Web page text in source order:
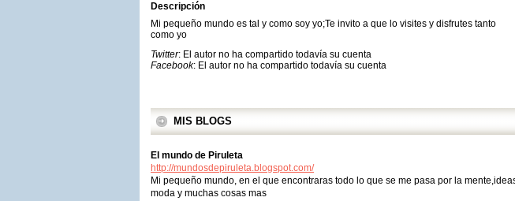
Descripción
Mi pequeño mundo es tal y como soy yo;Te invito a que lo visites y disfrutes tanto
como yo
Twitter: El autor no ha compartido todavía su cuenta
Facebook: El autor no ha compartido todavía su cuenta
MIS BLOGS
El mundo de Piruleta
http://mundosdepiruleta.blogspot.com/
Mi pequeño mundo, en el que encontraras todo lo que se me pasa por la
moda y muchas cosas mas